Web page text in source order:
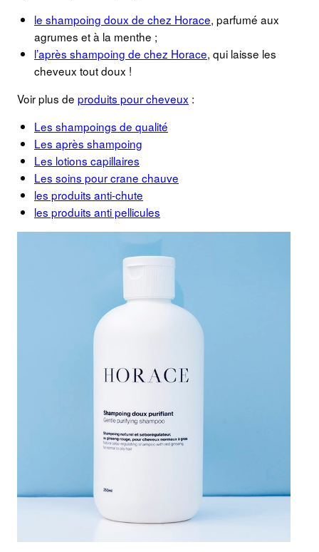
le shampoing doux de chez Horace, parfumé aux
agrumes et à la menthe ;
l’après shampoing de chez Horace, qui laisse les
cheveux tout doux !
Voir plus de produits pour cheveux :
Les shampoings de qualité
Les après shampoing
Les lotions capillaires
Les soins pour crane chauve
les produits anti-chute
les produits anti pellicules